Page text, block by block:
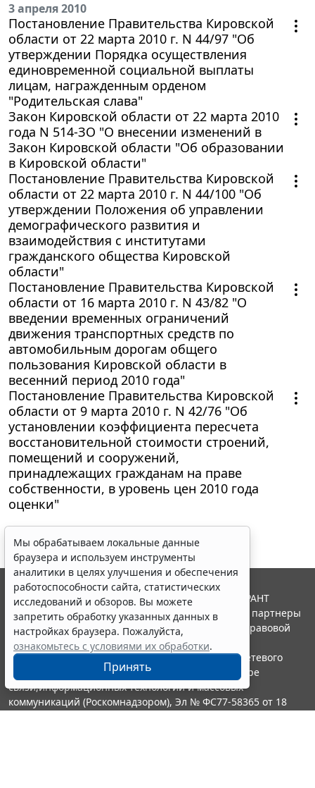
3 апреля 2010
Постановление Правительства Кировской
области от 22 марта 2010 г. N 44/97 "Об
утверждении Порядка осуществления
единовременной социальной выплаты
лицам, награжденным орденом
"Родительская слава"
Закон Кировской области от 22 марта 2010
года N 514-ЗО "О внесении изменений в
Закон Кировской области "Об образовании
в Кировской области"
Постановление Правительства Кировской
области от 22 марта 2010 г. N 44/100 "Об
утверждении Положения об управлении
демографического развития и
взаимодействия с институтами
гражданского общества Кировской
области"
Постановление Правительства Кировской
области от 16 марта 2010 г. N 43/82 "О
введении временных ограничений
движения транспортных средств по
автомобильным дорогам общего
пользования Кировской области в
весенний период 2010 года"
Постановление Правительства Кировской
области от 9 марта 2010 г. N 42/76 "Об
установлении коэффициента пересчета
восстановительной стоимости строений,
помещений и сооружений,
принадлежащих гражданам на праве
собственности, в уровень цен 2010 года
оценки"
Мы обрабатываем локальные данные
браузера и используем инструменты
аналитики в целях улучшения и обеспечения
работоспособности сайта, статистических
исследований и обзоров. Вы можете
запретить обработку указанных данных в
настройках браузера. Пожалуйста,
ознакомьтесь с условиями их обработки.
Принять
© ООО "НПП "ГАРАНТ-СЕРВИС", 2026. Система ГАРАНТ
выпускается с 1990 года. Компания "Гарант" и ее партнеры
являются участниками Российской ассоциации правовой
информации ГАРАНТ.
Портал ГАРАНТ.РУ зарегистрирован в качестве сетевого
издания Федеральной службой по надзору в сфере
связи,информационных технологий и массовых
коммуникаций (Роскомнадзором), Эл № ФС77-58365 от 18